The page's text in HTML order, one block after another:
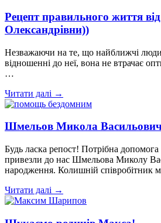
Рецепт правильного життя
Олександрівни))
Незважаючи на те, що найближчі
відношенні до неї, вона не втрачає
…
Читати далі →
Шмельов Микола
Будь ласка репост! Потрібна
привезли до нас Шмельова Миколу
народження. Колишній співробітник
Читати далі →